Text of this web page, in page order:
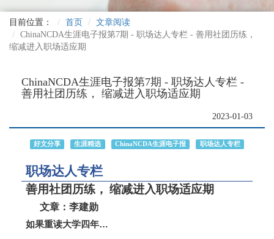
目前位置： 首页
文章阅读
ChinaNCDA生涯电子报第7期 - 职场达人专栏 - 善用社团历练，
缩减进入职场适应期
ChinaNCDA生涯电子报第7期 - 职场达人专栏 -
善用社团历练， 缩减进入职场适应期
2023-01-03
好文分享 生涯精选 ChinaNCDA生涯电子报 职场达人专栏
职场达人专栏
善用社团历练， 缩减进入职场适应期
文章：李建勋
如果重读大学四年…